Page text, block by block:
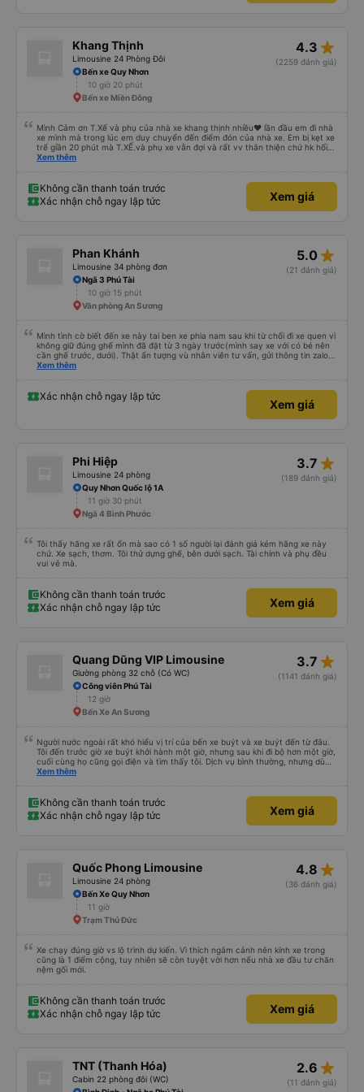
Khang Thịnh
Limousine 24 Phòng Đôi
4.3 star_rate
(2259 đánh giá)
Bến xe Quy Nhơn
10 giờ 20 phút
Bến xe Miền Đông
Mình Cảm ơn T.Xế và phụ của nhà xe khang thịnh nhiều❤️ lần đầu em đi nhà
xe mình mà trong lúc em duy chuyển đến điểm đón của nhà xe. Em bị kẹt xe
trể giần 20 phút mà T.XẾ.và phụ xe vẫn đợi và rất vv thân thiện chứ hk hối
mình như những nhà xe khác. Xe mình đi là loại xe 24p đôi . xe có rèm kéo
.và 1 trạm. Dùng cho mn ăn ún. Dù 2 trạm dùng ở cây xăng để xe nộp nhiên
liệu và cho mn đi wc nhưng nhà wc của cây xăng nhà xe này dùng rất chi là
sạch sẽ. Hk có mùi khó chiệu như những trạm khác. Mà hình như nhà xe này
Xem thêm
Không cần thanh toán trước
Xác nhận chỗ ngay lập tức
Xem giá
Phan Khánh
Limousine 34 phòng đơn
5.0 star_rate
(21 đánh giá)
Ngã 3 Phú Tài
10 giờ 15 phút
Văn phòng An Sương
Mình tình cờ biết đến xe này tai ben xe phia nam sau khi từ chối đi xe quen vì
không giữ đúng ghế mình đã đặt từ 3 ngày trước(mình say xe với có bé nên
cần ghế trước, dưới). Thật ấn tượng vù nhân viên tư vấn, gửi thông tin zalo
rõ ràng, chuyên nghiệp. Đi đúng giờ, xe mới toanh, sạch sẽ thơm tho, buồng
các anh tài và lơ cũng cực dễ thương, tâm lý. 10 điểm không nhưng. Mình sẽ
lưu lại để giới thiệu người nhà, bạn bè đi xe này. ưng hết sức. Giờ thấy may
Xem thêm
Xác nhận chỗ ngay lập tức
Xem giá
Phi Hiệp
Limousine 24 phòng
3.7 star_rate
(189 đánh giá)
Quy Nhơn Quốc lộ 1A
11 giờ 30 phút
Ngã 4 Bình Phước
Tôi thấy hãng xe rất ổn mà sao có 1 số người lại đánh giá kém hãng xe này
chứ. Xe sạch, thơm. Tôi thử dựng ghế, bên dưới sạch. Tài chính và phụ đều
vui vẻ mà.
Không cần thanh toán trước
Xác nhận chỗ ngay lập tức
Xem giá
Quang Dũng VIP Limousine
Giường phòng 32 chỗ (Có WC)
3.7 star_rate
(1141 đánh giá)
Công viên Phú Tài
12 giờ
Bến Xe An Sương
Người nước ngoài rất khó hiểu vị trí của bến xe buýt và xe buýt đến từ đâu.
Tôi đến trước giờ xe buýt khởi hành một giờ, nhưng sau khi đi bộ hơn một giờ,
cuối cùng họ cũng gọi điện và tìm thấy tôi. Dịch vụ bình thường, nhưng dù
sao thì tôi ngủ ngon hơn ở khách sạn vì tôi rất thoải mái. Sẽ tuyệt hơn nếu
Xem thêm
Không cần thanh toán trước
Xác nhận chỗ ngay lập tức
Xem giá
Quốc Phong Limousine
Limousine 24 phòng
4.8 star_rate
(36 đánh giá)
Bến Xe Quy Nhơn
11 giờ
Trạm Thủ Đức
Xe chạy đúng giờ vs lộ trình dự kiến. Vì thích ngắm cảnh nên kính xe trong
cũng là 1 điểm cộng, tuy nhiên sẽ còn tuyệt vời hơn nếu nhà xe đầu tư chăn
nệm gối mới.
Không cần thanh toán trước
Xác nhận chỗ ngay lập tức
Xem giá
TNT (Thanh Hóa)
Cabin 22 phòng đôi (WC)
2.6 star_rate
(11 đánh giá)